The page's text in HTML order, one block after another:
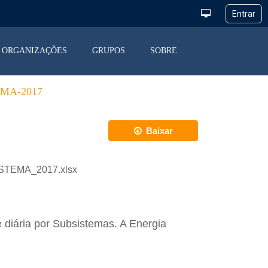
ORGANIZAÇÕES GRUPOS SOBRE
2017
Baixar
por Subsistemas. A Energia